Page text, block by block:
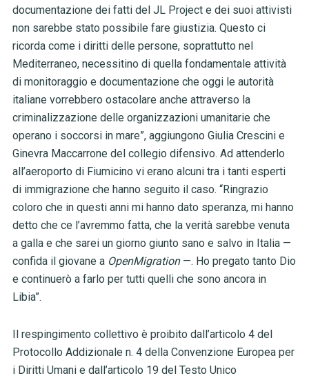
documentazione dei fatti del JL Project e dei suoi attivisti
non sarebbe stato possibile fare giustizia. Questo ci
ricorda come i diritti delle persone, soprattutto nel
Mediterraneo, necessitino di quella fondamentale attività
di monitoraggio e documentazione che oggi le autorità
italiane vorrebbero ostacolare anche attraverso la
criminalizzazione delle organizzazioni umanitarie che
operano i soccorsi in mare”, aggiungono Giulia Crescini e
Ginevra Maccarrone del collegio difensivo. Ad attenderlo
all’aeroporto di Fiumicino vi erano alcuni tra i tanti esperti
di immigrazione che hanno seguito il caso. “Ringrazio
coloro che in questi anni mi hanno dato speranza, mi hanno
detto che ce l’avremmo fatta, che la verità sarebbe venuta
a galla e che sarei un giorno giunto sano e salvo in Italia —
confida il giovane a OpenMigration—. Ho pregato tanto Dio
e continuerò a farlo per tutti quelli che sono ancora in
Libia”.
Il respingimento collettivo è proibito dall’articolo 4 del
Protocollo Addizionale n. 4 della Convenzione Europea per
i Diritti Umani e dall’articolo 19 del Testo Unico